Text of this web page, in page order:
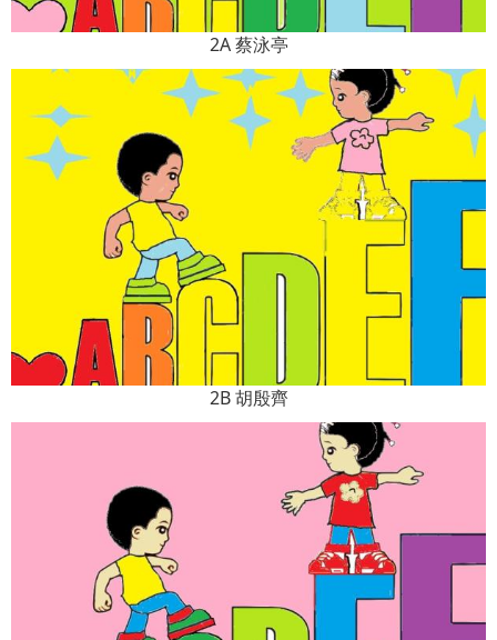
2A 蔡泳亭
2B 胡殷齊